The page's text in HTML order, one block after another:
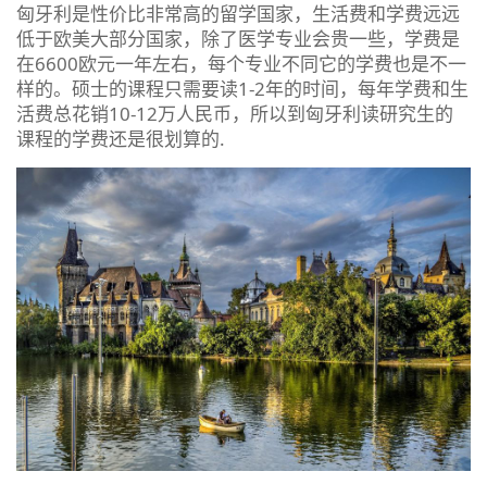
匈牙利是性价比非常高的留学国家，生活费和学费远远
低于欧美大部分国家，除了医学专业会贵一些，学费是
在6600欧元一年左右，每个专业不同它的学费也是不一
样的。硕士的课程只需要读1-2年的时间，每年学费和生
活费总花销10-12万人民币，所以到匈牙利读研究生的
课程的学费还是很划算的.